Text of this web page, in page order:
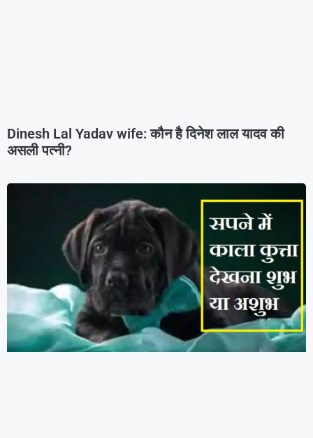
Dinesh Lal Yadav wife: कौन है दिनेश लाल यादव की
असली पत्नी?